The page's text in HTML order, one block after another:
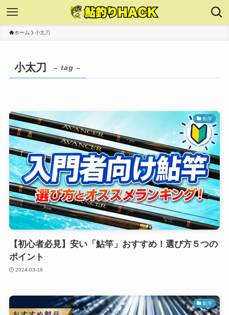
ホーム 小太刀
小太刀 – tag –
鮎竿
【初心者必見】安い「鮎竿」おすすめ！選び方５つの
ポイント
2024-03-19
鮎竿